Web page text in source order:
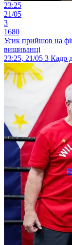
23:25
21/05
3
1680
Усик прийшов на
вишиванці
23:25, 21/05 3 Кадр